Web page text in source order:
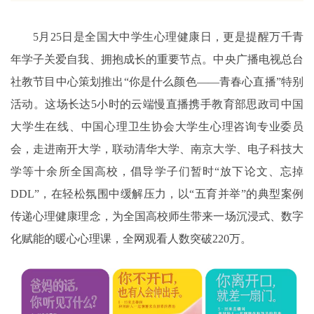
5⽉25日是全国⼤中学⽣⼼理健康⽇，更是提醒万千⻘
年学⼦关爱⾃我、拥抱成⻓的重要节点。中央⼴播电视总台
社教节⽬中⼼策划推出“你是什么颜⾊——⻘春⼼直播”特别
活动。这场⻓达5⼩时的云端慢直播携⼿教育部思政司中国
⼤学⽣在线、中国⼼理卫⽣协会⼤学⽣⼼理咨询专业委员
会，⾛进南开⼤学，联动清华⼤学、南京⼤学、电⼦科技⼤
学等⼗余所全国⾼校，倡导学⼦们暂时“放下论⽂、忘掉
DDL”，在轻松氛围中缓解压⼒，以“五育并举”的典型案例
传递⼼理健康理念，为全国⾼校师⽣带来⼀场沉浸式、数字
化赋能的暖⼼⼼理课，全⽹观看⼈数突破220万。